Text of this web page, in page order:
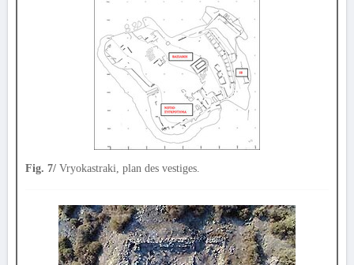
Fig. 7/ Vryokastraki, plan des vestiges.